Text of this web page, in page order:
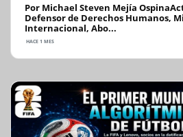
Por Michael Steven Mejía
Defensor de Derechos Humanos,
Internacional, Abo...
HACE 1 MES